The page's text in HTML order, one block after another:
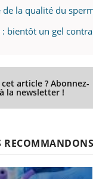
de la qualité du
: bientôt un gel
article ? Abonnez-
la newsletter !
RECOMMANDONS
pour de
de